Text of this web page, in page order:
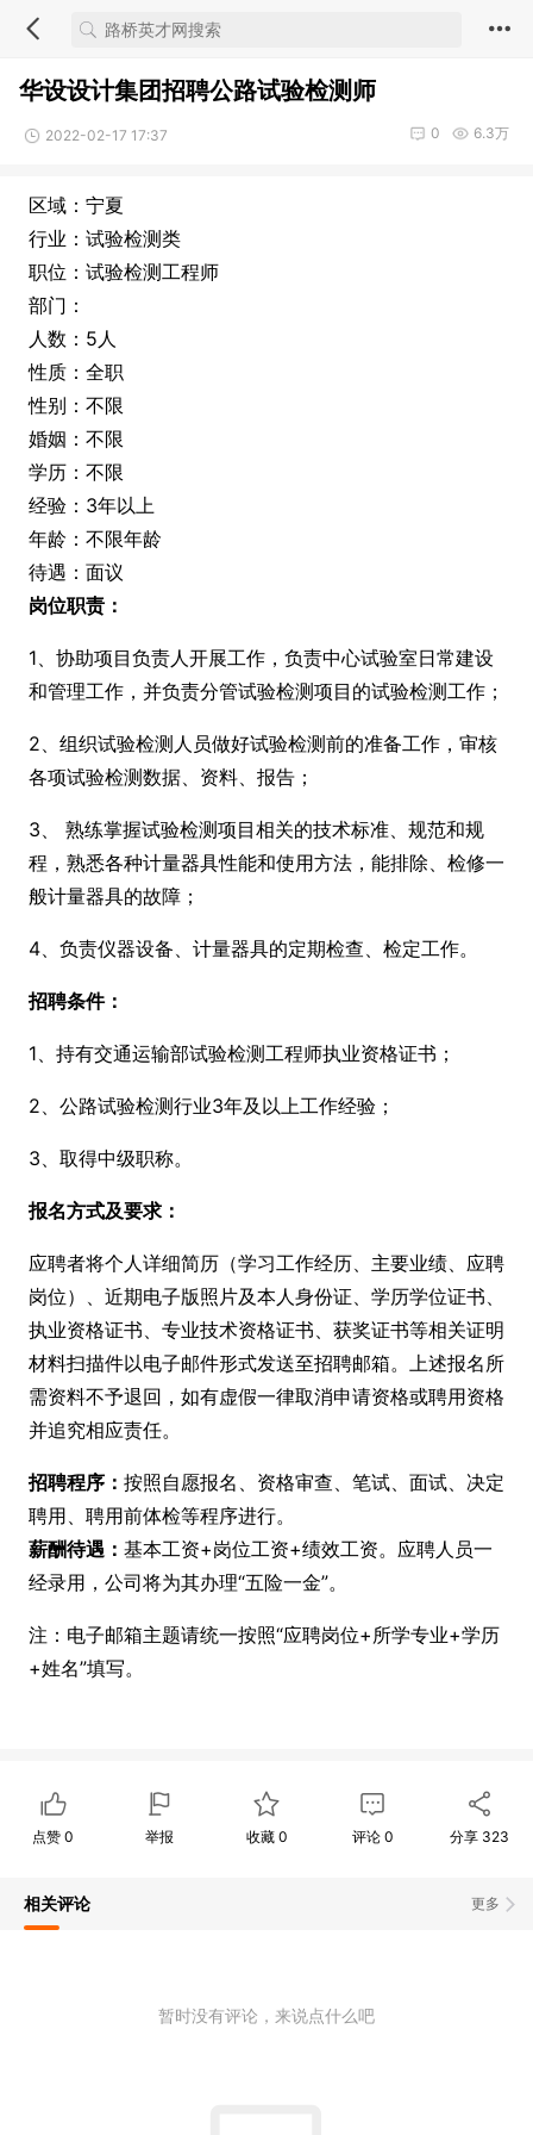
华设设计集团招聘公路试验检测师
2022-02-17 17:37 6.3万
0
区域：宁夏
行业：试验检测类
职位：试验检测工程师
部门：
人数：5人
性质：全职
性别：不限
婚姻：不限
学历：不限
经验：3年以上
年龄：不限年龄
待遇：面议
岗位职责：
1、协助项目负责人开展工作，负责中心试验室日常建设
和管理工作，并负责分管试验检测项目的试验检测工作；
2、组织试验检测人员做好试验检测前的准备工作，审核
各项试验检测数据、资料、报告；
3、 熟练掌握试验检测项目相关的技术标准、规范和规
程，熟悉各种计量器具性能和使用方法，能排除、检修一
般计量器具的故障；
4、负责仪器设备、计量器具的定期检查、检定工作。
招聘条件：
1、持有交通运输部试验检测工程师执业资格证书；
2、公路试验检测行业3年及以上工作经验；
3、取得中级职称。
报名方式及要求：
应聘者将个人详细简历（学习工作经历、主要业绩、应聘
岗位）、近期电子版照片及本人身份证、学历学位证书、
执业资格证书、专业技术资格证书、获奖证书等相关证明
材料扫描件以电子邮件形式发送至招聘邮箱。上述报名所
需资料不予退回，如有虚假一律取消申请资格或聘用资格
并追究相应责任。
招聘程序： 按照自愿报名、资格审查、笔试、面试、决定
聘用、聘用前体检等程序进行。
薪酬待遇： 基本工资+岗位工资+绩效工资。应聘人员一
经录用，公司将为其办理“五险一金”。
注：电子邮箱主题请统一按照“应聘岗位+所学专业+学历
+姓名”填写。
点赞0 举报 收藏 0 评论0 分享 323
更多
相关评论
暂时没有评论，来说点什么吧